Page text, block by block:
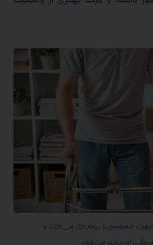
خصوصی با بیمار کار می کند و
او بیشتر می شود.